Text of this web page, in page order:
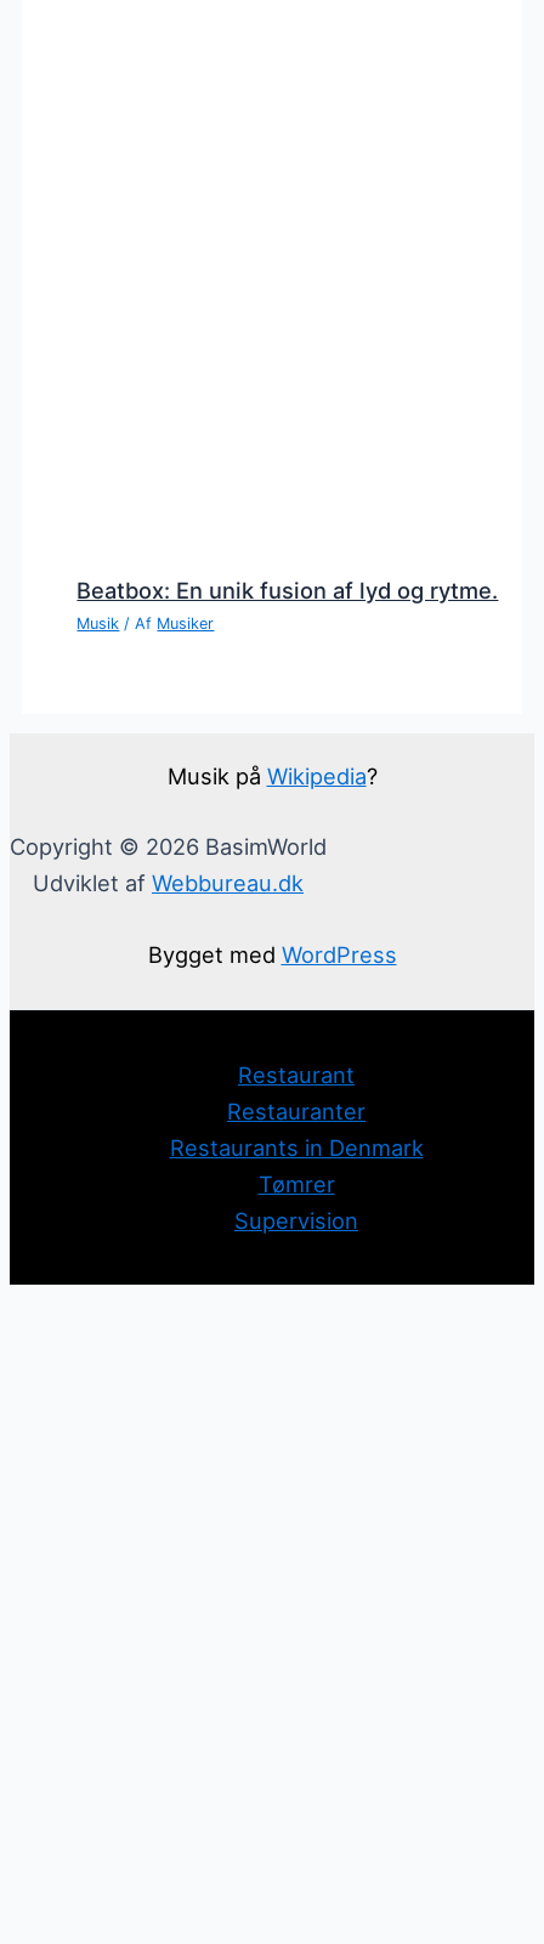
Beatbox: En unik fusion af lyd og rytme.
Musik / Af Musiker
Musik på Wikipedia?
Copyright © 2026 BasimWorld
Udviklet af Webbureau.dk
Bygget med WordPress
Restaurant
Restauranter
Restaurants in Denmark
Tømrer
Supervision